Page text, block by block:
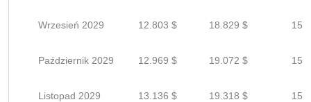
Wrzesień 2029 12.803 $ 18.829 $
Październik 2029 12.969 $ 19.072 $
Listopad 2029 13.136 $ 19.318 $